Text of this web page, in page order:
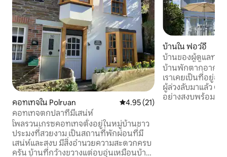
คอทเทจใน Polruan คะแนนเฉลี่ย 4.95 จาก 5, 21 รีวิว
4.95 (21)
คอทเทจตกปลาที่มีเสน่ห์
โพลรวนเกรซคอทเทจตั้งอยู่ในหมู่บ้านชาว
ประมงที่สวยงาม เป็นสถานที่พักผ่อนที่มี
เสน่ห์และสงบ มีสิ่งอำนวยความสะดวกครบ
ครัน บ้านที่กว้างขวางแต่อบอุ่นเหมือนบ้าน
บ้านใน ฟอว์อี
บ้านของผู้ดูแลท่าเ
บ้านพักตากอากา
เราเคยเป็นที่อยู่อ
ผู้ล่วงลับมาแล้ว ตั้
อย่างสงบพร้อมที่จ